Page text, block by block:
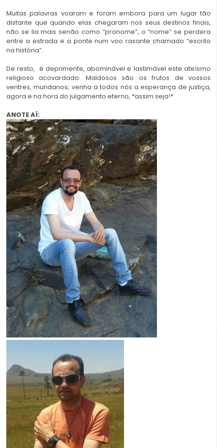
Muitas palavras voaram e foram embora para um lugar tão
distante que quando elas chegaram nos seus destinos finais,
não se lia mais senão como “pronome”, o “nome” se perdera
entre a estrada e a ponte num voo rasante chamado “escrito
na história”.
De resto, é deprimente, abominável e lastimável este ateísmo
religioso acovardado. Maldosos são os frutos de vossos
ventres, mundanos; venha a todos nós a esperança de justiça,
agora e na hora do julgamento eterno, *assim seja!*
ANOTE AÍ: